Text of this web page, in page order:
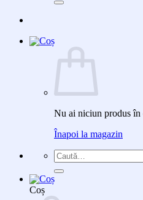
Nu ai niciun produs în
Înapoi la magazin
Caută
după:
Coș